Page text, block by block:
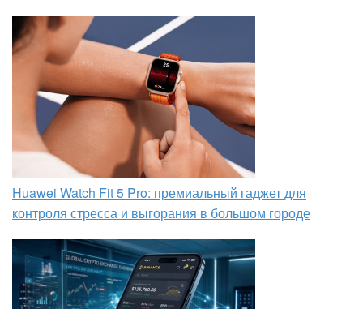
Huawei Watch Fit 5 Pro: премиальный гаджет для
контроля стресса и выгорания в большом городе